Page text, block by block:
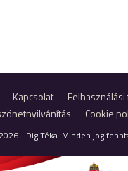
Kapcsolat
Cookie
- DigiTéka. Minden jog